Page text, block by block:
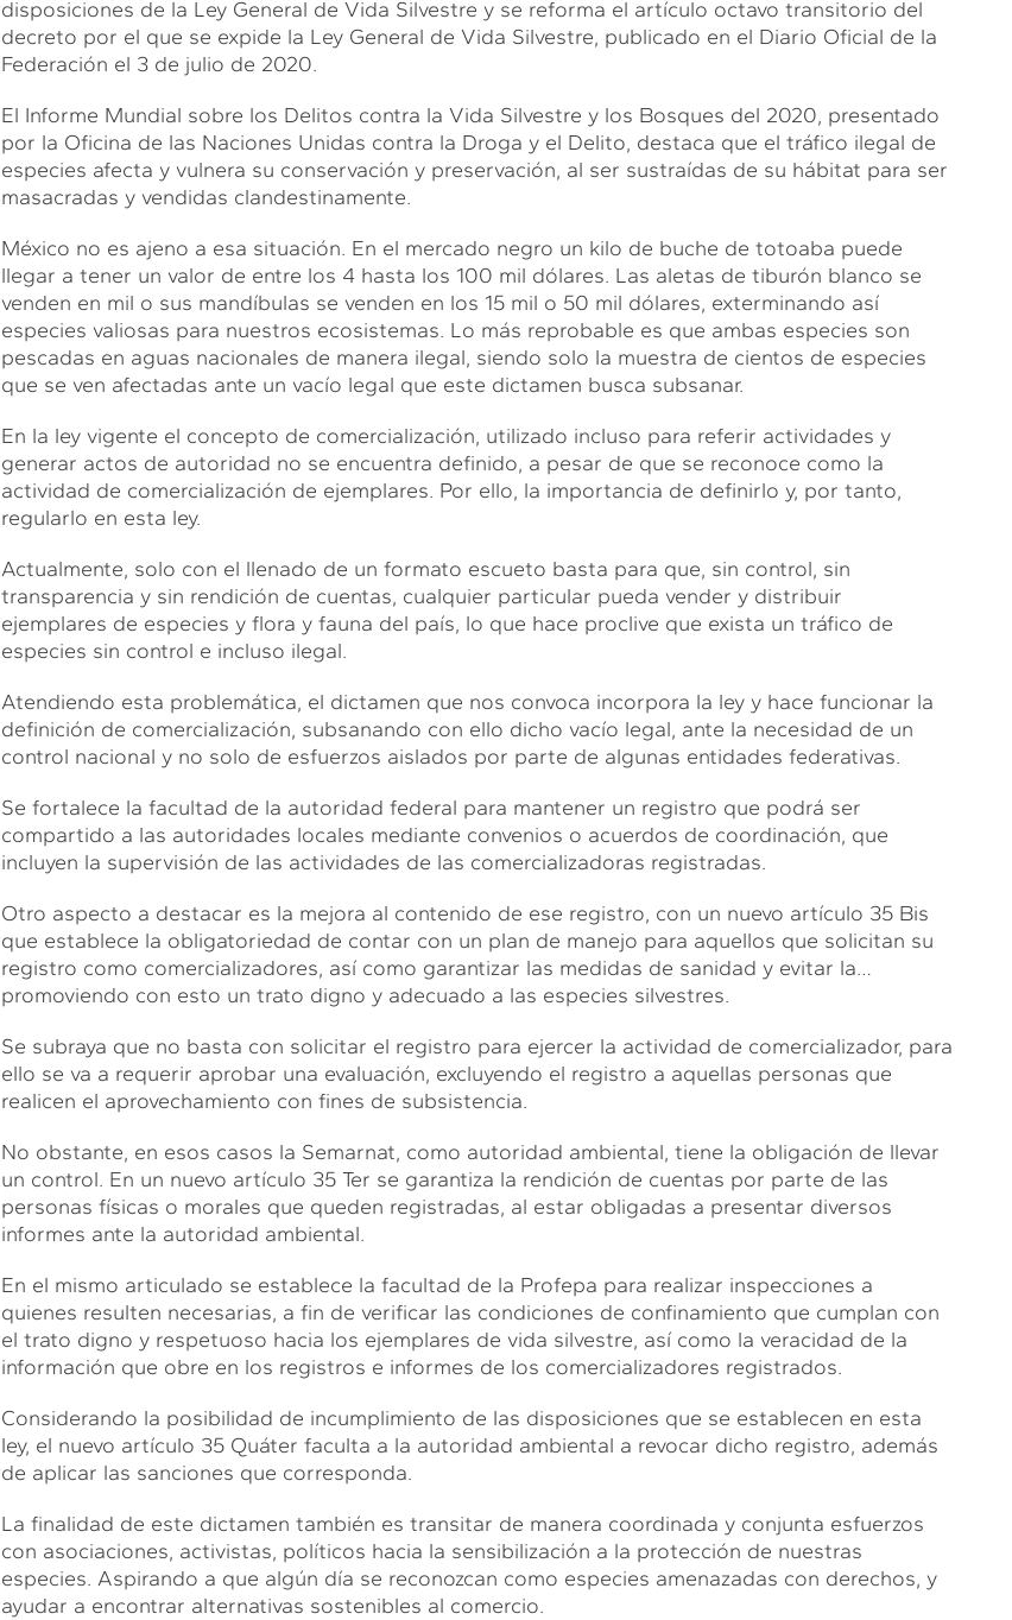
disposiciones de la Ley General de Vida Silvestre y se reforma el artículo octavo transitorio del
decreto por el que se expide la Ley General de Vida Silvestre, publicado en el Diario Oficial de la
Federación el 3 de julio de 2020.
El Informe Mundial sobre los Delitos contra la Vida Silvestre y los Bosques del 2020, presentado
por la Oficina de las Naciones Unidas contra la Droga y el Delito, destaca que el tráfico ilegal de
especies afecta y vulnera su conservación y preservación, al ser sustraídas de su hábitat para ser
masacradas y vendidas clandestinamente.
México no es ajeno a esa situación. En el mercado negro un kilo de buche de totoaba puede
llegar a tener un valor de entre los 4 hasta los 100 mil dólares. Las aletas de tiburón blanco se
venden en mil o sus mandíbulas se venden en los 15 mil o 50 mil dólares, exterminando así
especies valiosas para nuestros ecosistemas. Lo más reprobable es que ambas especies son
pescadas en aguas nacionales de manera ilegal, siendo solo la muestra de cientos de especies
que se ven afectadas ante un vacío legal que este dictamen busca subsanar.
En la ley vigente el concepto de comercialización, utilizado incluso para referir actividades y
generar actos de autoridad no se encuentra definido, a pesar de que se reconoce como la
actividad de comercialización de ejemplares. Por ello, la importancia de definirlo y, por tanto,
regularlo en esta ley.
Actualmente, solo con el llenado de un formato escueto basta para que, sin control, sin
transparencia y sin rendición de cuentas, cualquier particular pueda vender y distribuir
ejemplares de especies y flora y fauna del país, lo que hace proclive que exista un tráfico de
especies sin control e incluso ilegal.
Atendiendo esta problemática, el dictamen que nos convoca incorpora la ley y hace funcionar la
definición de comercialización, subsanando con ello dicho vacío legal, ante la necesidad de un
control nacional y no solo de esfuerzos aislados por parte de algunas entidades federativas.
Se fortalece la facultad de la autoridad federal para mantener un registro que podrá ser
compartido a las autoridades locales mediante convenios o acuerdos de coordinación, que
incluyen la supervisión de las actividades de las comercializadoras registradas.
Otro aspecto a destacar es la mejora al contenido de ese registro, con un nuevo artículo 35 Bis
que establece la obligatoriedad de contar con un plan de manejo para aquellos que solicitan su
registro como comercializadores, así como garantizar las medidas de sanidad y evitar la…
promoviendo con esto un trato digno y adecuado a las especies silvestres.
Se subraya que no basta con solicitar el registro para ejercer la actividad de comercializador, para
ello se va a requerir aprobar una evaluación, excluyendo el registro a aquellas personas que
realicen el aprovechamiento con fines de subsistencia.
No obstante, en esos casos la Semarnat, como autoridad ambiental, tiene la obligación de llevar
un control. En un nuevo artículo 35 Ter se garantiza la rendición de cuentas por parte de las
personas físicas o morales que queden registradas, al estar obligadas a presentar diversos
informes ante la autoridad ambiental.
En el mismo articulado se establece la facultad de la Profepa para realizar inspecciones a
quienes resulten necesarias, a fin de verificar las condiciones de confinamiento que cumplan con
el trato digno y respetuoso hacia los ejemplares de vida silvestre, así como la veracidad de la
información que obre en los registros e informes de los comercializadores registrados.
Considerando la posibilidad de incumplimiento de las disposiciones que se establecen en esta
ley, el nuevo artículo 35 Quáter faculta a la autoridad ambiental a revocar dicho registro, además
de aplicar las sanciones que corresponda.
La finalidad de este dictamen también es transitar de manera coordinada y conjunta esfuerzos
con asociaciones, activistas, políticos hacia la sensibilización a la protección de nuestras
especies. Aspirando a que algún día se reconozcan como especies amenazadas con derechos, y
ayudar a encontrar alternativas sostenibles al comercio.